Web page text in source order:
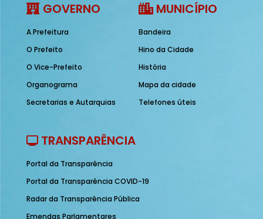
GOVERNO
A Prefeitura
O Prefeito
O Vice-Prefeito
Organograma
Secretarias e Autarquias
MUNICÍPIO
Bandeira
Hino da Cidade
História
Mapa da cidade
Telefones úteis
TRANSPARÊNCIA
Portal da Transparência
Portal da Transparência COVID-19
Radar da Transparência Pública
Emendas Parlamentares